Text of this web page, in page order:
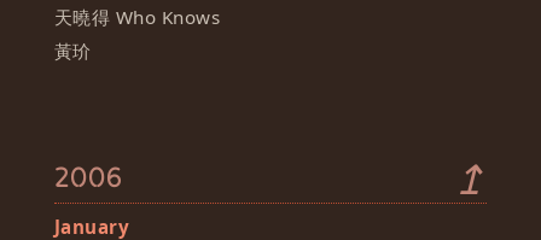
天曉得 Who Knows
黃玠
2006 ↥
January